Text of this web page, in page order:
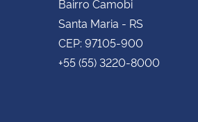
Bairro Camobi
Santa Maria - RS
CEP: 97105-900
+55 (55) 3220-8000